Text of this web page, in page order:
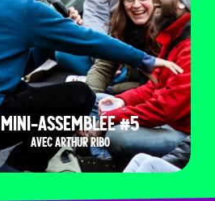
MINI-ASSEMBLÉE #5
AVEC ARTHUR RIBO